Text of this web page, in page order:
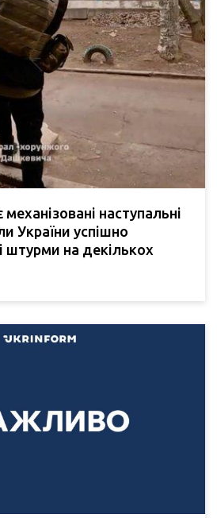
механізовані наступальні
України успішно
штурми на декількох